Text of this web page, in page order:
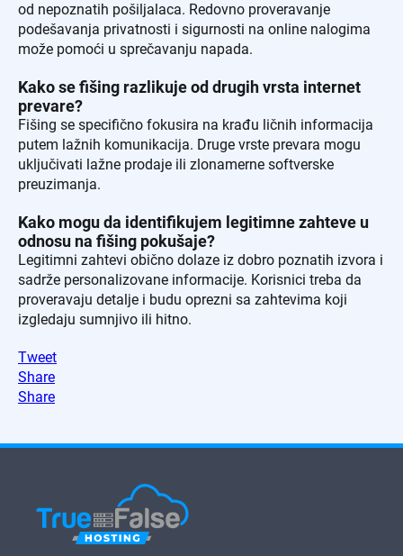
od nepoznatih pošiljalaca. Redovno proveravanje
podešavanja privatnosti i sigurnosti na online nalogima
može pomoći u sprečavanju napada.
Kako se fišing razlikuje od drugih vrsta internet
prevare?
Fišing se specifično fokusira na krađu ličnih informacija
putem lažnih komunikacija. Druge vrste prevara mogu
uključivati lažne prodaje ili zlonamerne softverske
preuzimanja.
Kako mogu da identifikujem legitimne zahteve u
odnosu na fišing pokušaje?
Legitimni zahtevi obično dolaze iz dobro poznatih izvora i
sadrže personalizovane informacije. Korisnici treba da
proveravaju detalje i budu oprezni sa zahtevima koji
izgledaju sumnjivo ili hitno.
Tweet
Share
Share